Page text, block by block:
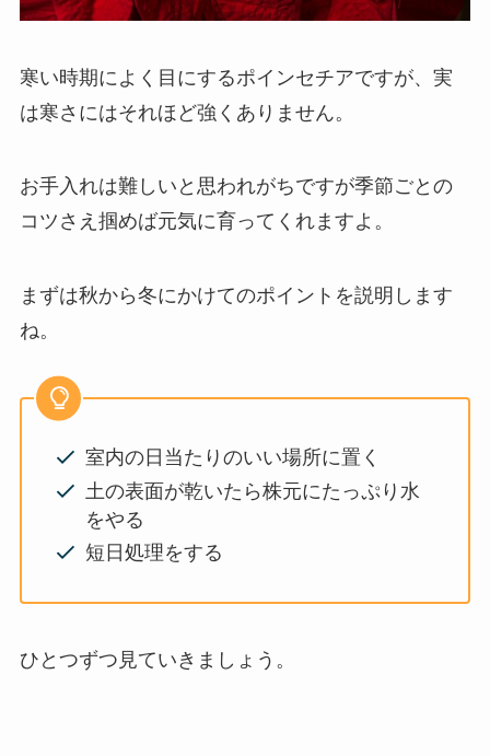
寒い時期によく目にするポインセチアですが、実
は寒さにはそれほど強くありません。
お手入れは難しいと思われがちですが季節ごとの
コツさえ掴めば元気に育ってくれますよ。
まずは秋から冬にかけてのポイントを説明します
ね。
室内の日当たりのいい場所に置く
土の表面が乾いたら株元にたっぷり水
をやる
短日処理をする
ひとつずつ見ていきましょう。